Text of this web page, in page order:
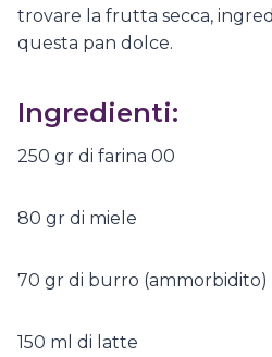
trovare la frutta secca,
questa pan dolce.
Ingredienti:
250 gr di farina 00
80 gr di miele
70 gr di burro (ammorbidito)
150 ml di latte